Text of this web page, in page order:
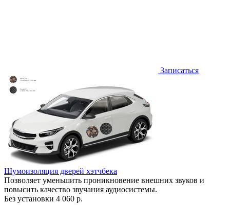
Записаться
Шумоизоляция дверей хэтчбека
Позволяет уменьшить проникновение внешних звуков и
повысить качество звучания аудиосистемы.
Без установки 4 060 р.